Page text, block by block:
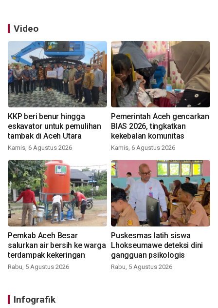
Video
KKP beri benur hingga
eskavator untuk pemulihan
tambak di Aceh Utara
Kamis, 6 Agustus 2026
Pemerintah Aceh gencarkan
BIAS 2026, tingkatkan
kekebalan komunitas
Kamis, 6 Agustus 2026
Pemkab Aceh Besar
salurkan air bersih ke warga
terdampak kekeringan
Rabu, 5 Agustus 2026
Puskesmas latih siswa
Lhokseumawe deteksi dini
gangguan psikologis
Rabu, 5 Agustus 2026
Infografik